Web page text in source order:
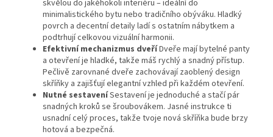
skvělou do jakéhokoli interiéru – ideální do
minimalistického bytu nebo tradičního obýváku. Hladký
povrch a decentní detaily ladí s ostatním nábytkem a
podtrhují celkovou vizuální harmonii.
Efektivní mechanizmus dveříDveře mají bytelné panty
a otevření je hladké, takže máš rychlý a snadný přístup.
Pečlivě zarovnané dveře zachovávají zaoblený design
skříňky a zajišťují elegantní vzhled při každém otevření.
Nutné sestaveníSestavení je jednoduché a stačí pár
snadných kroků se šroubovákem. Jasné instrukce ti
usnadní celý proces, takže tvoje nová skříňka bude brzy
hotová a bezpečná.